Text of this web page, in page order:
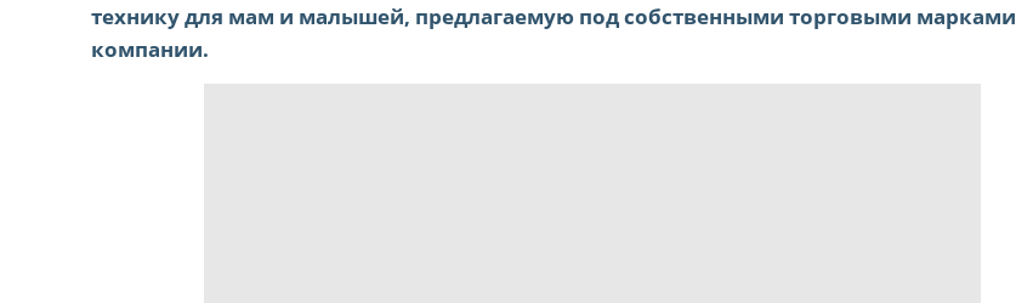
технику для мам и малышей, предлагаемую под собственными торговыми марками
компании.